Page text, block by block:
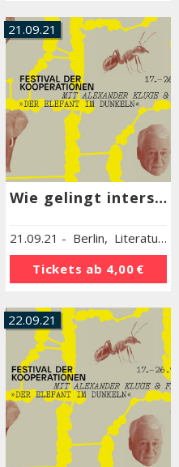
21.09.21
Wie gelingt intersektionale Kooperation? Oder: Macht verlernen in 12 Stufen
21.09.21 - Berlin, Literaturhaus Berlin
Tickets ab 4,00 €
22.09.21